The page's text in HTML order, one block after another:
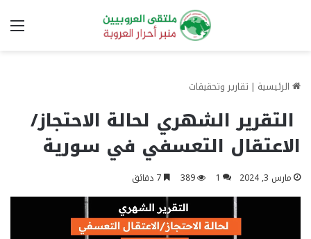
الرئيسية | تقارير وتحقيقات
التقرير الشهري لحالة الاحتجاز/
الاعتقال التعسفي في سورية
مارس 3, 2024 1
389